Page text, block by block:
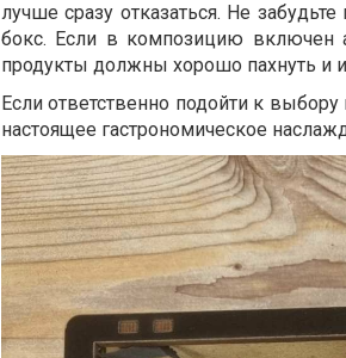
лучше сразу отказаться. Не
бокс. Если в композицию включен
продукты должны хорошо пахнуть и
Если ответственно подойти к
настоящее гастрономическое